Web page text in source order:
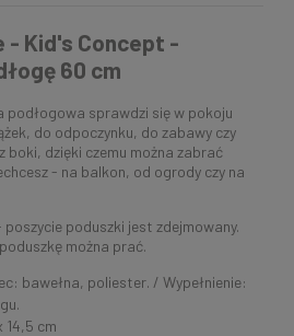
- Kid's Concept -
60 cm
podłogowa sprawdzi się w pokoju
do odpoczynku, do zabawy czy
boki, dzięki czemu można zabrać
- na balkon, od ogrody czy na
poszycie poduszki jest zdejmowany.
można prać.
bawełna, poliester. / Wypełnienie:
14,5 cm